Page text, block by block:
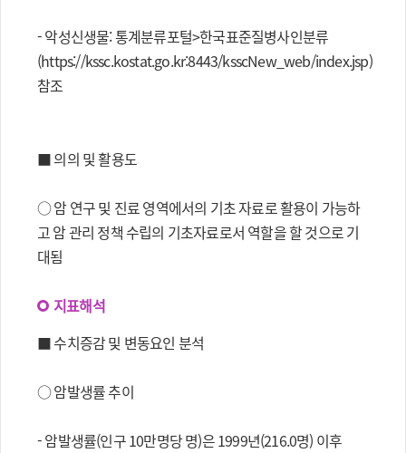
- 악성신생물: 통계분류포털>한국표준질병사인분류
(https://kssc.kostat.go.kr:8443/ksscNew_web/index.jsp)
참조
■ 의의 및 활용도
○ 암 연구 및 진료 영역에서의 기초 자료로 활용이 가능하
고 암 관리 정책 수립의 기초자료로서 역할을 할 것으로 기
대됨
지표해석
■ 수치증감 및 변동요인 분석
○ 암발생률 추이
- 암발생률(인구 10만명당 명)은 1999년(216.0명) 이후